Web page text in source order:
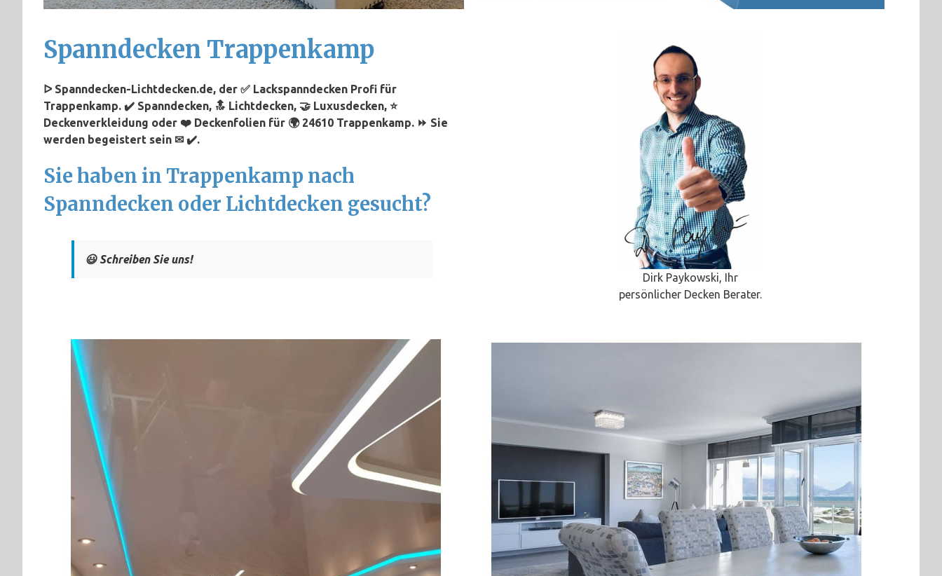
Spanndecken Trappenkamp
ᐅ Spanndecken-Lichtdecken.de, der ✅ Lackspanndecken Profi für
Trappenkamp. ✔️ Spanndecken, 🔝 Lichtdecken, 🤝 Luxusdecken, ⭐
Deckenverkleidung oder ❤️ Deckenfolien für 🌍 24610 Trappenkamp. ⏩ Sie
werden begeistert sein ✉ ✔️.
Sie haben in Trappenkamp nach
Spanndecken oder Lichtdecken gesucht?
😃 Schreiben Sie uns!
Dirk Paykowski, Ihr
persönlicher Decken Berater.